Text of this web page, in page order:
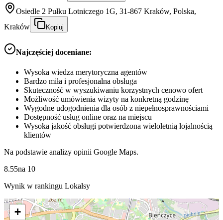
Osiedle 2 Pułku Lotniczego 1G, 31-867 Kraków, Polska,
Kraków
Kopiuj
Najczęściej doceniane:
Wysoka wiedza merytoryczna agentów
Bardzo miła i profesjonalna obsługa
Skuteczność w wyszukiwaniu korzystnych cenowo ofert
Możliwość umówienia wizyty na konkretną godzinę
Wygodne udogodnienia dla osób z niepełnosprawnościami
Dostępność usług online oraz na miejscu
Wysoka jakość obsługi potwierdzona wieloletnią lojalnością
klientów
Na podstawie analizy opinii Google Maps.
8.55na 10
Wynik w rankingu Lokalsy
+